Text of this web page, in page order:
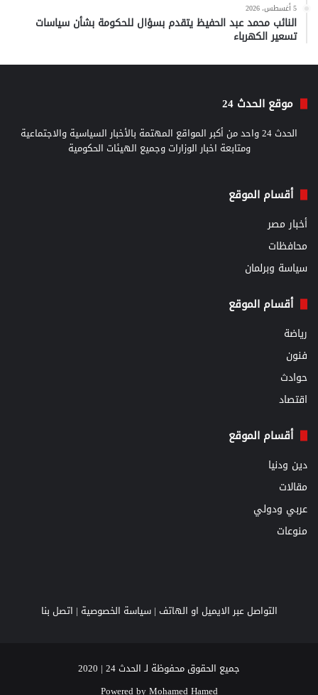
5 أغسطس، 2026
النائب محمد عبد الحفيظ يتقدم بسؤال للحكومة بشأن سياسات
تسعير الكهرباء
موقع الحدث 24
الحدث 24 واحد من أكبر المواقع المهتمة بالأخبار السياسية والاجتماعية
ومتابعة اخبار الوزارات وجميع الهيئات الحكومية
أقسام الموقع
أخبار مصر
محافظات
سياسة وبرلمان
أقسام الموقع
رياضة
فنون
حوادث
اقتصاد
أقسام الموقع
دين ودنيا
مقالات
عربي ودولي
منوعات
التواصل عبر الايميل او الهاتف |سياسة الخصوصية | اتصل بنا
جميع الحقوق محفوظة لـ الحدث 24 | 2020
Powered byMohamed Hamed